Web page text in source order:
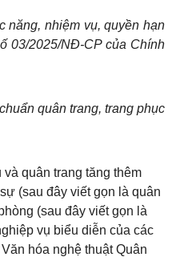
năng, nhiệm vụ, quyền hạn
03/2025/NĐ-CP của Chính
quân trang, trang phục
quân trang tăng thêm
(sau đây viết gọn là quân
(sau đây viết gọn là
vụ biểu diễn của các
hóa nghệ thuật Quân